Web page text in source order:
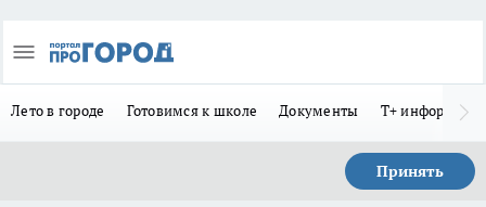
Лето в городе Готовимся к школе Документы Т+
Принять